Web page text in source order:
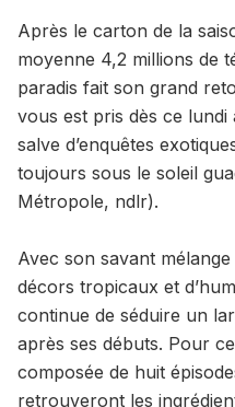
Après le carton de la saison 13, qui avait rassemblé en
moyenne 4,2 millions de
paradis fait son grand
vous est pris dès ce
salve d’enquêtes
toujours sous le soleil
Métropole, ndlr).
Avec son savant
décors tropicaux et
continue de séduire un
après ses débuts. Pour
composée de huit
retrouveront les